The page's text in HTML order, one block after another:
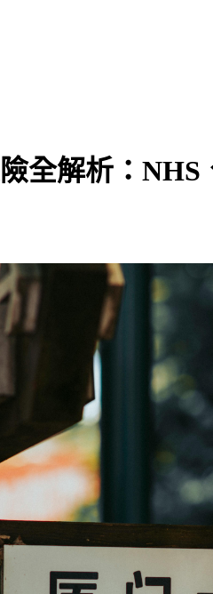
全解析：NHS